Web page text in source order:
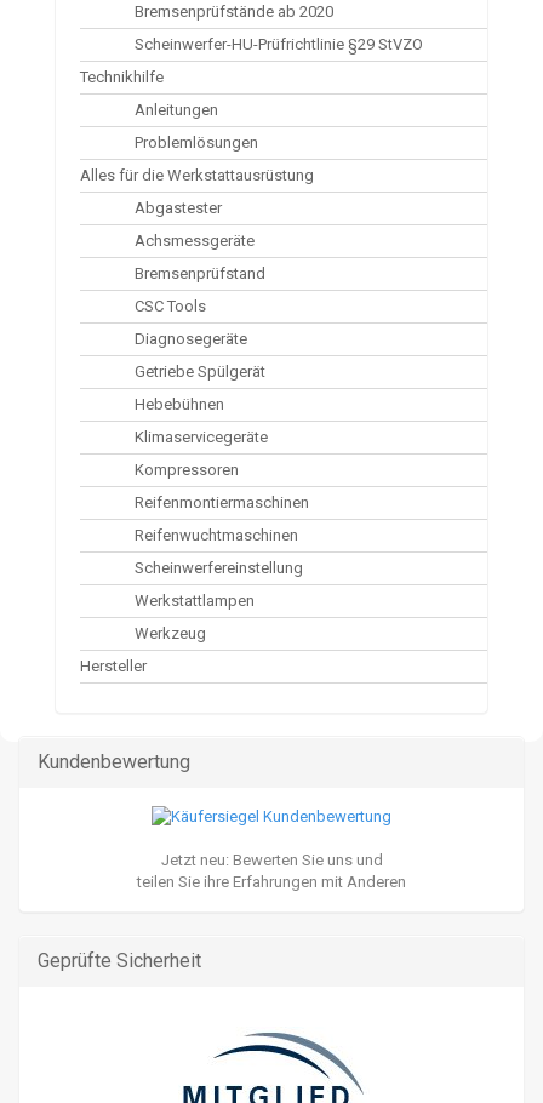
Bremsenprüfstände ab 2020
Scheinwerfer-HU-Prüfrichtlinie §29 StVZO
Technikhilfe
Anleitungen
Problemlösungen
Alles für die Werkstattausrüstung
Abgastester
Achsmessgeräte
Bremsenprüfstand
CSC Tools
Diagnosegeräte
Getriebe Spülgerät
Hebebühnen
Klimaservicegeräte
Kompressoren
Reifenmontiermaschinen
Reifenwuchtmaschinen
Scheinwerfereinstellung
Werkstattlampen
Werkzeug
Hersteller
Kundenbewertung
Jetzt neu: Bewerten Sie uns und
teilen Sie ihre Erfahrungen mit Anderen
Geprüfte Sicherheit